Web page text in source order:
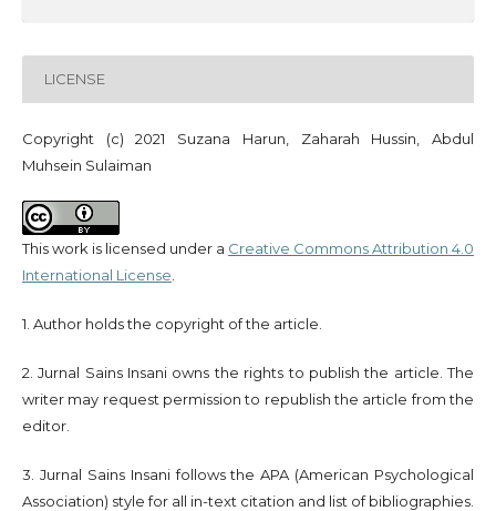
LICENSE
Copyright (c) 2021 Suzana Harun, Zaharah Hussin, Abdul
Muhsein Sulaiman
This work is licensed under a Creative Commons Attribution 4.0
International License
1. Author holds the copyright of the article.
2. Jurnal Sains Insani owns the rights to publish the article. The
writer may request permission to republish the article from the
editor.
3. Jurnal Sains Insani follows the APA (American Psychological
Association) style for all in-text citation and list of bibliographies.